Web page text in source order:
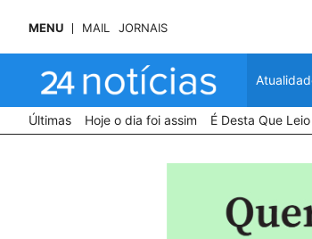
MENU MAIL JORNAIS
Últimas Hoje o dia foi assim É Desta Que